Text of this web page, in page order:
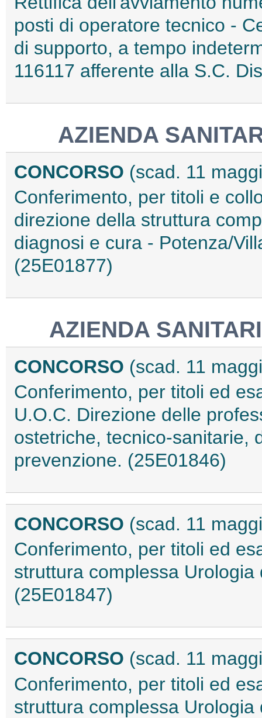
posti di operatore tecnico -
di supporto, a tempo
116117 afferente alla S.C.
AZIENDA
CONCORSO (scad. 11
Conferimento, per titoli e
direzione della struttura
diagnosi e cura - Potenza/
(25E01877)
AZIENDA
CONCORSO (scad. 11
Conferimento, per titoli ed
U.O.C. Direzione delle
ostetriche, tecnico-sanitarie,
prevenzione. (25E01846)
CONCORSO (scad. 11
Conferimento, per titoli ed
struttura complessa
(25E01847)
CONCORSO (scad. 11
Conferimento, per titoli ed
struttura complessa